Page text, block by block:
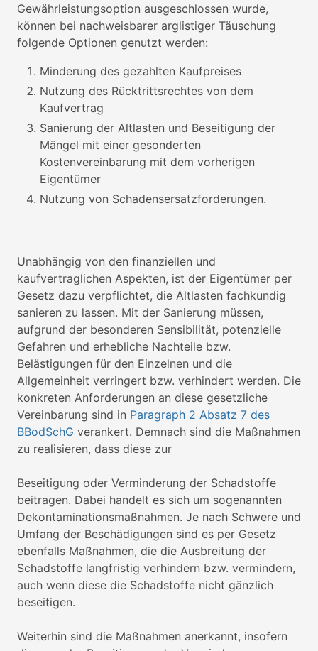
Gewährleistungsoption ausgeschlossen wurde,
können bei nachweisbarer arglistiger Täuschung
folgende Optionen genutzt werden:
Minderung des gezahlten Kaufpreises
Nutzung des Rücktrittsrechtes von dem
Kaufvertrag
Sanierung der Altlasten und Beseitigung der
Mängel mit einer gesonderten
Kostenvereinbarung mit dem vorherigen
Eigentümer
Nutzung von Schadensersatzforderungen.
Unabhängig von den finanziellen und
kaufvertraglichen Aspekten, ist der Eigentümer per
Gesetz dazu verpflichtet, die Altlasten fachkundig
sanieren zu lassen. Mit der Sanierung müssen,
aufgrund der besonderen Sensibilität, potenzielle
Gefahren und erhebliche Nachteile bzw.
Belästigungen für den Einzelnen und die
Allgemeinheit verringert bzw. verhindert werden. Die
konkreten Anforderungen an diese gesetzliche
Vereinbarung sind in Paragraph 2 Absatz 7 des
BBodSchG verankert. Demnach sind die Maßnahmen
zu realisieren, dass diese zur
Beseitigung oder Verminderung der Schadstoffe
beitragen. Dabei handelt es sich um sogenannten
Dekontaminationsmaßnahmen. Je nach Schwere und
Umfang der Beschädigungen sind es per Gesetz
ebenfalls Maßnahmen, die die Ausbreitung der
Schadstoffe langfristig verhindern bzw. vermindern,
auch wenn diese die Schadstoffe nicht gänzlich
beseitigen.
Weiterhin sind die Maßnahmen anerkannt, insofern